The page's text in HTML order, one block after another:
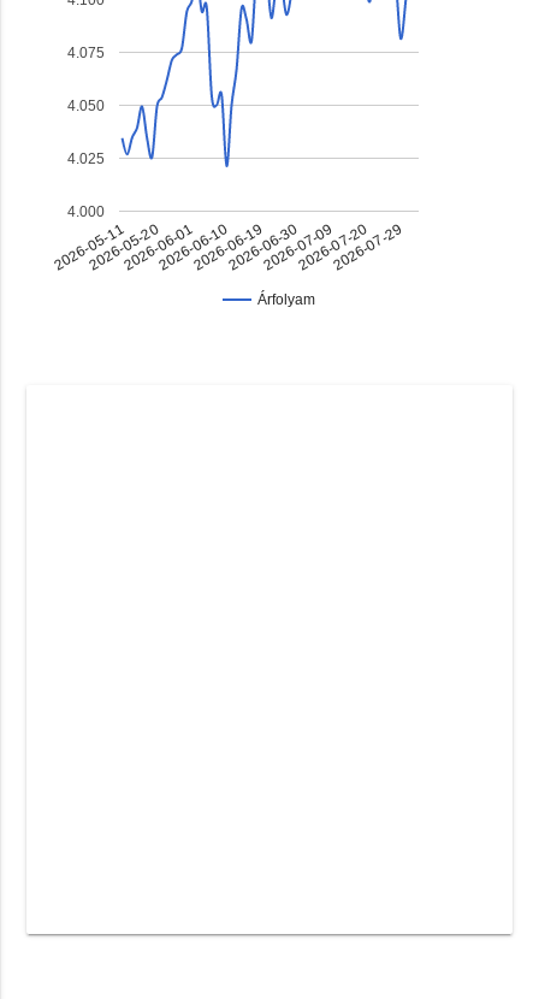
Árfolyam
2026-05-11
2026-05-20
2026-06-01
2026-06-10
2026-06-19
2026-06-30
2026-07-09
2026-07-20
2026-07-29
4.000
4.025
4.050
4.075